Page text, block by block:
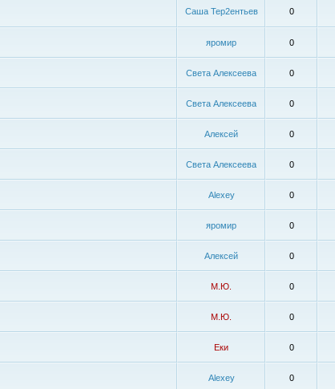
Саша Тер2ентьев 0
яромир 0
Света Алексеева 0
Света Алексеева 0
Алексей 0
Света Алексеева 0
Alexey 0
яромир 0
Алексей 0
М.Ю. 0
М.Ю. 0
Еки 0
Alexey 0